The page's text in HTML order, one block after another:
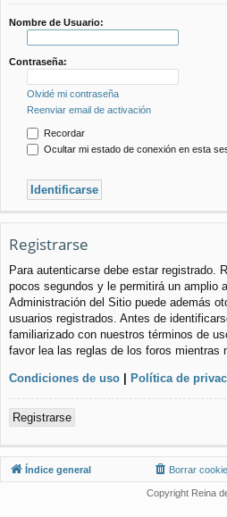
Nombre de Usuario:
Contraseña:
Olvidé mi contraseña
Reenviar email de activación
Recordar
Ocultar mi estado de conexión en esta
Registrarse
Para autenticarse debe estar registrado.
pocos segundos y le permitirá un amplio
Administración del Sitio puede además
usuarios registrados. Antes de
familiarizado con nuestros términos de
favor lea las reglas de los foros mientras
Condiciones de uso | Política de
Registrarse
Índice general Borrar
Copyright Reina